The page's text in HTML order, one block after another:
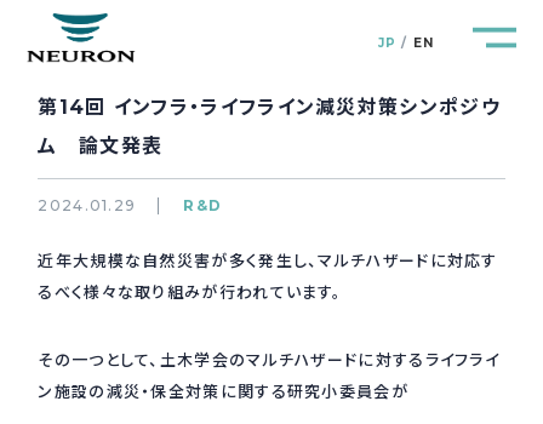
JP EN
企業情報
第14回 インフラ・ライフライン減災対策シンポジウ
ム 論文発表
2024.01.29 R&D
近年大規模な自然災害が多く発生し、マルチハザードに対応す
るべく様々な取り組みが行われています。
その一つとして、土木学会のマルチハザードに対するライフライ
ン施設の減災・保全対策に関する研究小委員会が